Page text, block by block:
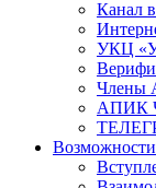
Канал
УКЦ
Члены
АПИК
Возможности